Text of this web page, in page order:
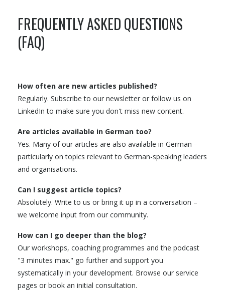
FREQUENTLY ASKED QUESTIONS
(FAQ)
How often are new articles published?
Regularly. Subscribe to our newsletter or follow us on
LinkedIn to make sure you don't miss new content.
Are articles available in German too?
Yes. Many of our articles are also available in German –
particularly on topics relevant to German-speaking leaders
and organisations.
Can I suggest article topics?
Absolutely. Write to us or bring it up in a conversation –
we welcome input from our community.
How can I go deeper than the blog?
Our workshops, coaching programmes and the podcast
"3 minutes max." go further and support you
systematically in your development. Browse our service
pages or book an initial consultation.